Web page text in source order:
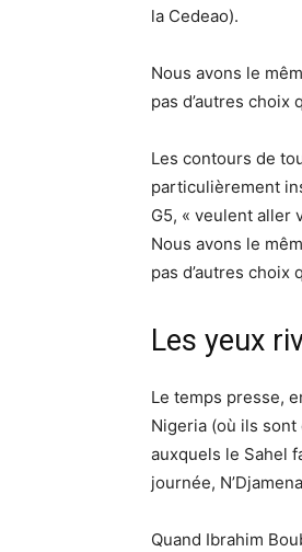
la Cedeao).
Nous avons le
pas d’autres choix
Les contours de
particulièrement
G5, « veulent aller
Nous avons le
pas d’autres choix
Les yeux
Le temps presse,
Nigeria (où ils
auxquels le Sahel
journée,
Quand Ibrahim